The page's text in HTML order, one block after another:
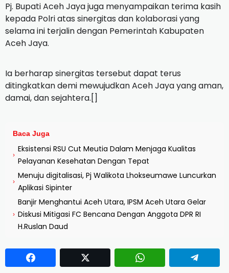
Pj. Bupati Aceh Jaya juga menyampaikan terima kasih
kepada Polri atas sinergitas dan kolaborasi yang
selama ini terjalin dengan Pemerintah Kabupaten
Aceh Jaya.
Ia berharap sinergitas tersebut dapat terus
ditingkatkan demi mewujudkan Aceh Jaya yang aman,
damai, dan sejahtera.[]
Baca Juga
›
Eksistensi RSU Cut Meutia Dalam Menjaga Kualitas
Pelayanan Kesehatan Dengan Tepat
›
Menuju digitalisasi, Pj Walikota Lhokseumawe Luncurkan
Aplikasi Sipinter
›
Banjir Menghantui Aceh Utara, IPSM Aceh Utara Gelar
Diskusi Mitigasi FC Bencana Dengan Anggota DPR RI
H.Ruslan Daud